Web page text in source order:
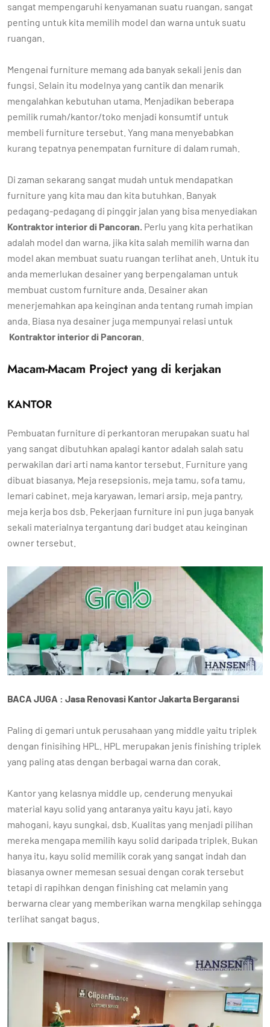
sangat mempengaruhi kenyamanan suatu ruangan, sangat
penting untuk kita memilih model dan warna untuk suatu
ruangan.
Mengenai furniture memang ada banyak sekali jenis dan
fungsi. Selain itu modelnya yang cantik dan menarik
mengalahkan kebutuhan utama. Menjadikan beberapa
pemilik rumah/kantor/toko menjadi konsumtif untuk
membeli furniture tersebut. Yang mana menyebabkan
kurang tepatnya penempatan furniture di dalam rumah.
Di zaman sekarang sangat mudah untuk mendapatkan
furniture yang kita mau dan kita butuhkan. Banyak
pedagang-pedagang di pinggir jalan yang bisa menyediakan
Kontraktor interior di Pancoran. Perlu yang kita perhatikan
adalah model dan warna, jika kita salah memilih warna dan
model akan membuat suatu ruangan terlihat aneh. Untuk itu
anda memerlukan desainer yang berpengalaman untuk
membuat custom furniture anda. Desainer akan
menerjemahkan apa keinginan anda tentang rumah impian
anda. Biasa nya desainer juga mempunyai relasi untuk
Kontraktor interior di Pancoran
Macam-Macam Project yang di kerjakan
KANTOR
Pembuatan furniture di perkantoran merupakan suatu hal
yang sangat dibutuhkan apalagi kantor adalah salah satu
perwakilan dari arti nama kantor tersebut. Furniture yang
dibuat biasanya, Meja resepsionis, meja tamu, sofa tamu,
lemari cabinet, meja karyawan, lemari arsip, meja pantry,
meja kerja bos dsb. Pekerjaan furniture ini pun juga banyak
sekali materialnya tergantung dari budget atau keinginan
owner tersebut.
BACA JUGA : Jasa Renovasi Kantor Jakarta Bergaransi
Paling di gemari untuk perusahaan yang middle yaitu triplek
dengan finisihing HPL. HPL merupakan jenis finishing triplek
yang paling atas dengan berbagai warna dan corak.
Kantor yang kelasnya middle up, cenderung menyukai
material kayu solid yang antaranya yaitu kayu jati, kayo
mahogani, kayu sungkai, dsb. Kualitas yang menjadi pilihan
mereka mengapa memilih kayu solid daripada triplek. Bukan
hanya itu, kayu solid memilik corak yang sangat indah dan
biasanya owner memesan sesuai dengan corak tersebut
tetapi di rapihkan dengan finishing cat melamin yang
berwarna clear yang memberikan warna mengkilap sehingga
terlihat sangat bagus.